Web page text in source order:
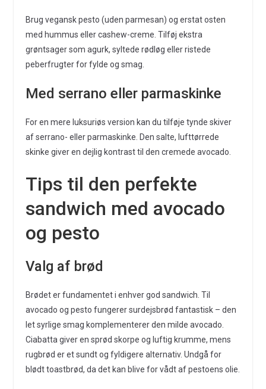
Brug vegansk pesto (uden parmesan) og erstat osten
med hummus eller cashew-creme. Tilføj ekstra
grøntsager som agurk, syltede rødløg eller ristede
peberfrugter for fylde og smag.
Med serrano eller parmaskinke
For en mere luksuriøs version kan du tilføje tynde skiver
af serrano- eller parmaskinke. Den salte, lufttørrede
skinke giver en dejlig kontrast til den cremede avocado.
Tips til den perfekte
sandwich med avocado
og pesto
Valg af brød
Brødet er fundamentet i enhver god sandwich. Til
avocado og pesto fungerer surdejsbrød fantastisk – den
let syrlige smag komplementerer den milde avocado.
Ciabatta giver en sprød skorpe og luftig krumme, mens
rugbrød er et sundt og fyldigere alternativ. Undgå for
blødt toastbrød, da det kan blive for vådt af pestoens olie.